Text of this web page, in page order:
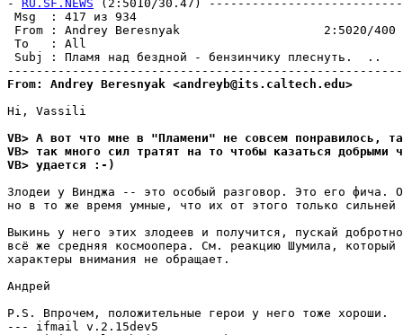
- RU.SF.NEWS (2:5010/30.47)
Msg  : 417
From : Andrey Beresnyak                    2:5020/400
To   : All
Subj : Пламя над бездной -
From: Andrey Beresnyak <andreyb@its.caltech.edu>
Hi, Vassili
VB> А вот что мне в "Пламени" не совсем понравилось,
VB> так много сил тратят на то чтобы казаться добрыми
VB> удается :-)
Злодеи у Винджа -- это особый разговор. Это его фича.
но в то же время умные, что их от этого только
Выкинь у него этих злодеев и получится, пускай
всё же средняя космоопера. См. реакцию Шумила, который
характеры внимания не обращает.
Андрей
P.S. Впрочем, положительные герои у него тоже хороши.
--- ifmail v.2.15dev5